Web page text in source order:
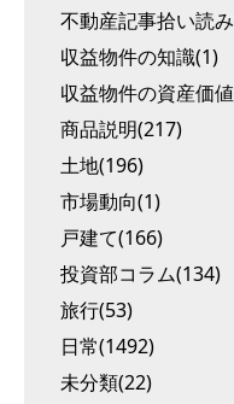
不動産記事拾い読
収益物件の知識(1)
収益物件の資産価
商品説明(217)
土地(196)
市場動向(1)
戸建て(166)
投資部コラム(134)
旅行(53)
日常(1492)
未分類(22)